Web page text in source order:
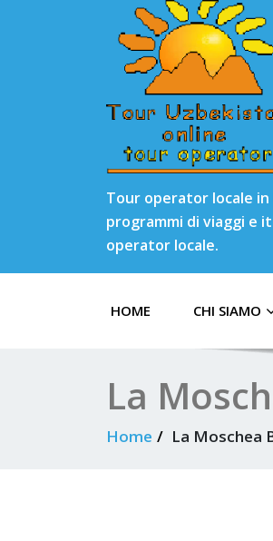
Tour operator locale in
programmi di viaggi e
operator locale.
HOME CHI SIAMO
La
Home La Moschea